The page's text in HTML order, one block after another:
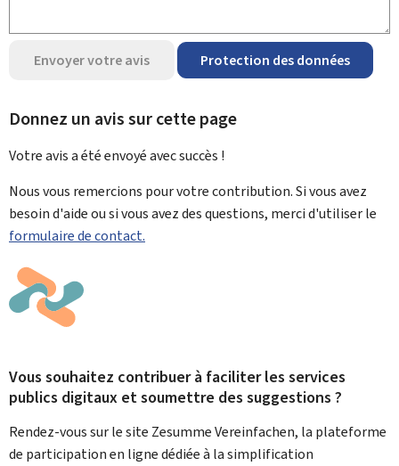
Envoyer votre avis Protection des données
Donnez un avis sur cette page
Votre avis a été envoyé avecsuccès !
Nous vous remercions pour votre contribution. Si vous avez
besoin d'aide ou si vous avez des questions, merci d'utiliser le
formulaire de contact.
Vous souhaitez contribuer à faciliter les services
publics digitaux et soumettre des suggestions ?
Rendez-vous sur le site Zesumme Vereinfachen, la plateforme
de participation en ligne dédiée à la simplification